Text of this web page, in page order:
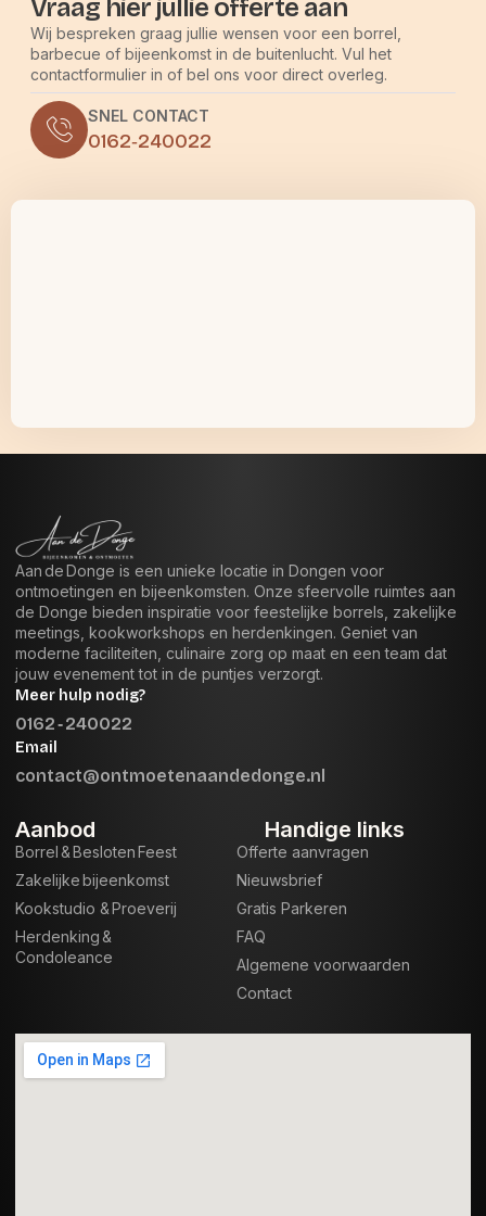
Vraag hier jullie offerte aan
Wij bespreken graag jullie wensen voor een borrel,
barbecue of bijeenkomst in de buitenlucht. Vul het
contactformulier in of bel ons voor direct overleg.
SNEL CONTACT
0162‑240022
Aan de Donge is een unieke locatie in Dongen voor
ontmoetingen en bijeenkomsten. Onze sfeervolle ruimtes aan
de Donge bieden inspiratie voor feestelijke borrels, zakelijke
meetings, kookworkshops en herdenkingen. Geniet van
moderne faciliteiten, culinaire zorg op maat en een team dat
jouw evenement tot in de puntjes verzorgt.
Meer hulp nodig?
0162 ‑ 240022
Email
contact@ontmoetenaandedonge.nl
Aanbod
Borrel & Besloten Feest
Zakelijke bijeenkomst
Kookstudio & Proeverij
Herdenking &
Condoleance
Handige links
Offerte aanvragen
Nieuwsbrief
Gratis Parkeren
FAQ
Algemene voorwaarden
Contact